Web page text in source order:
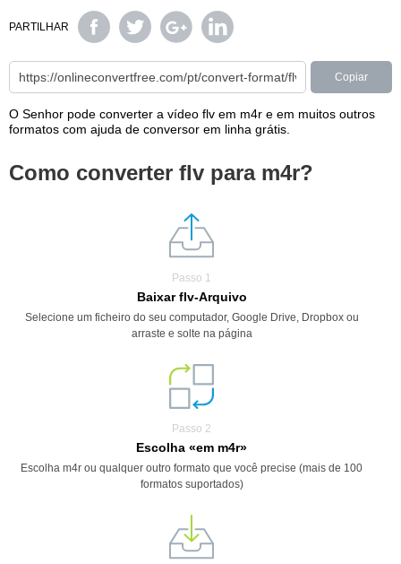
PARTILHAR
Copiar
O Senhor pode converter a vídeo flv em m4r e em muitos outros
formatos com ajuda de conversor em linha grátis.
Como converter flv para m4r?
Passo 1
Baixar flv-Arquivo
Selecione um ficheiro do seu computador, Google Drive, Dropbox ou
arraste e solte na página
Passo 2
Escolha «em m4r»
Escolha m4r ou qualquer outro formato que você precise (mais de 100
formatos suportados)